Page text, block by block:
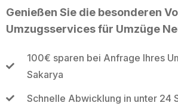
Genießen Sie die besonderen
Umzugsservices für Umzüge
100€ sparen bei Anfrage Ihres
Sakarya
Schnelle Abwicklung in unter 24